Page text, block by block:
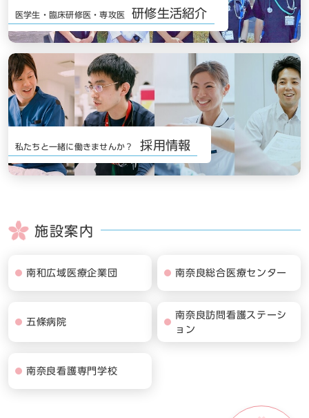
医学生・臨床研修医・専攻医 研修生活紹介
私たちと一緒に働きませんか？ 採用情報
施設案内
南和広域医療企業団 南奈良総合医療センター
五條病院
南奈良訪問看護ステーシ
ョン
南奈良看護専門学校